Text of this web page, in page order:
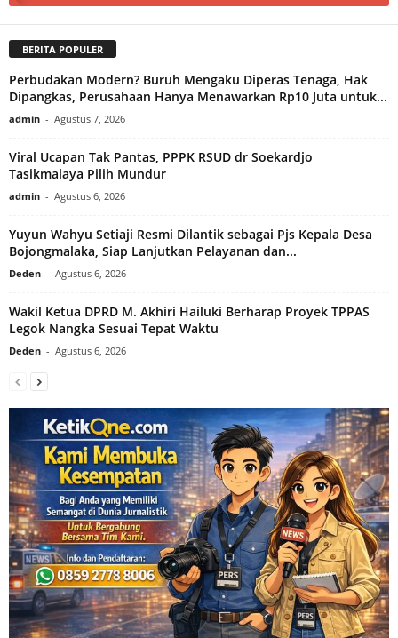
BERITA POPULER
Perbudakan Modern? Buruh Mengaku Diperas Tenaga, Hak
Dipangkas, Perusahaan Hanya Menawarkan Rp10 Juta untuk...
admin - Agustus 7, 2026
Viral Ucapan Tak Pantas, PPPK RSUD dr Soekardjo
Tasikmalaya Pilih Mundur
admin - Agustus 6, 2026
Yuyun Wahyu Setiaji Resmi Dilantik sebagai Pjs Kepala Desa
Bojongmalaka, Siap Lanjutkan Pelayanan dan...
Deden - Agustus 6, 2026
Wakil Ketua DPRD M. Akhiri Hailuki Berharap Proyek TPPAS
Legok Nangka Sesuai Tepat Waktu
Deden - Agustus 6, 2026